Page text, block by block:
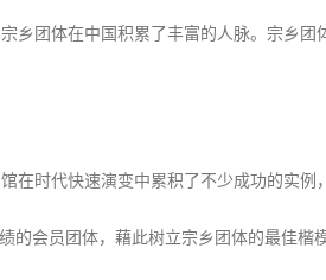
团体在中国积累了丰富的人脉。宗乡
时代快速演变中累积了不少成功的实例
的会员团体，藉此树立宗乡团体的最佳楷模